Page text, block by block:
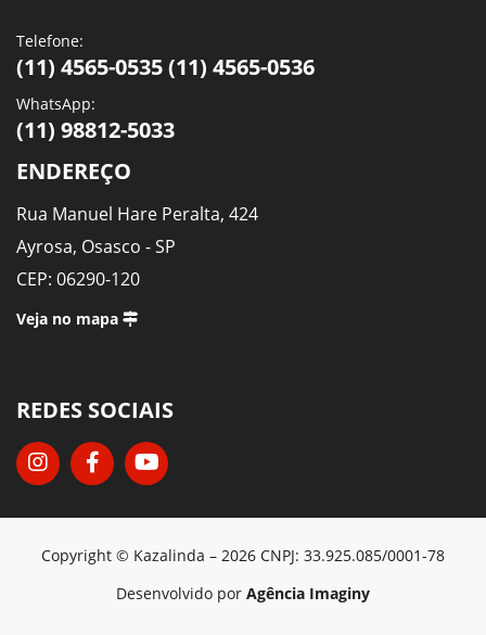
Telefone:
(11) 4565-0535 (11) 4565-0536
WhatsApp:
(11) 98812-5033
ENDEREÇO
Rua Manuel Hare Peralta, 424
Ayrosa, Osasco - SP
CEP: 06290-120
Veja no mapa
REDES SOCIAIS
Copyright © Kazalinda – 2026 CNPJ: 33.925.085/0001-78
Desenvolvido por Agência Imaginy